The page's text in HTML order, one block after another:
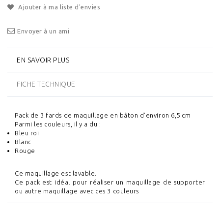
Ajouter à ma liste d'envies
Envoyer à un ami
EN SAVOIR PLUS
FICHE TECHNIQUE
Pack de 3 fards de maquillage en bâton d'environ 6,5 cm
Parmi les couleurs, il y a du :
Bleu roi
Blanc
Rouge
Ce maquillage est lavable.
Ce pack est idéal pour réaliser un maquillage de supporter
ou autre maquillage avec ces 3 couleurs